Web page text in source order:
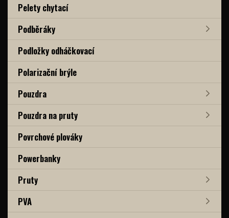
Pelety chytací
Podběráky
Podložky odháčkovací
Polarizační brýle
Pouzdra
Pouzdra na pruty
Povrchové plováky
Powerbanky
Pruty
PVA